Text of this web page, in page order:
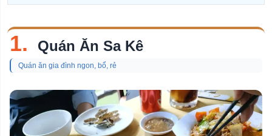
1. Quán Ăn Sa Kê
Quán ăn gia đình ngon, bổ, rẻ